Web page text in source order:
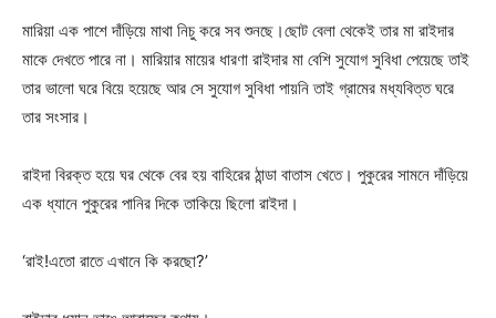
মারিয়া এক পাশে দাঁড়িয়ে মাথা নিচু করে সব শুনছে।ছোট বেলা থেকেই তার মা রাইদার
মাকে দেখতে পারে না। মারিয়ার মায়ের ধারণা রাইদার মা বেশি সুযোগ সুবিধা পেয়েছে তাই
তার ভালো ঘরে বিয়ে হয়েছে আর সে সুযোগ সুবিধা পায়নি তাই গ্রামের মধ্যবিত্ত ঘরে
তার সংসার।
রাইদা বিরক্ত হয়ে ঘর থেকে বের হয় বাহিরের ঠান্ডা বাতাস খেতে। পুকুরের সামনে দাঁড়িয়ে
এক ধ্যানে পুকুরের পানির দিকে তাকিয়ে ছিলো রাইদা।
‘রাই!এতো রাতে এখানে কি করছো?’